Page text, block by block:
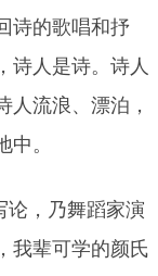
诗的歌唱和抒
诗人是诗。诗人
人流浪、漂泊，
。
论，乃舞蹈家演
我辈可学的颜氏